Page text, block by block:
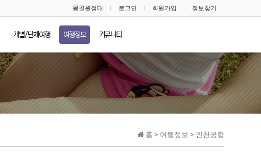
몽골원정대 로그인 회원가입 정보찾기
개별/단체여행 여행정보 커뮤니티
홈 > 여행정보 > 인천공항